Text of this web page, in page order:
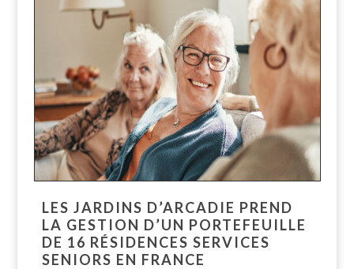
LES JARDINS D’ARCADIE PREND
LA GESTION D’UN PORTEFEUILLE
DE 16 RÉSIDENCES SERVICES
SENIORS EN FRANCE